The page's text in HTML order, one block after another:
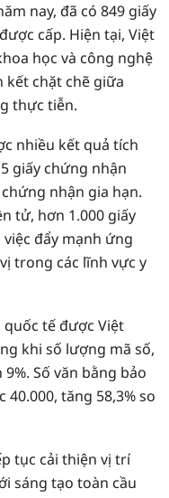
nay, đã có 849 giấy
cấp. Hiện tại, Việt
học và công nghệ
kết chặt chẽ giữa
thực tiễn.
nhiều kết quả tích
giấy chứng nhận
nhận gia hạn.
tử, hơn 1.000 giấy
đẩy mạnh ứng
trong các lĩnh vực y
tế được Việt
khi số lượng mã số,
Số văn bằng bảo
tăng 58,3% so
tục cải thiện vị trí
sáng tạo toàn cầu